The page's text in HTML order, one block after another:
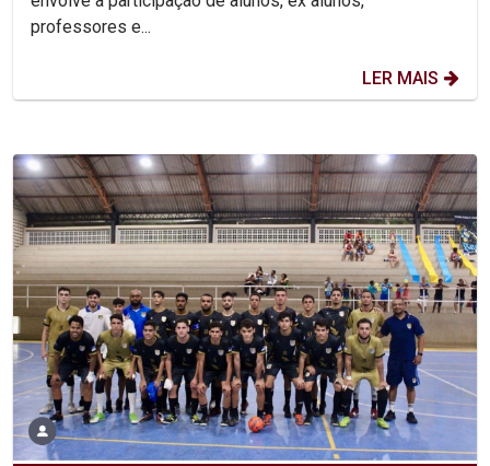
professores e...
LER MAIS